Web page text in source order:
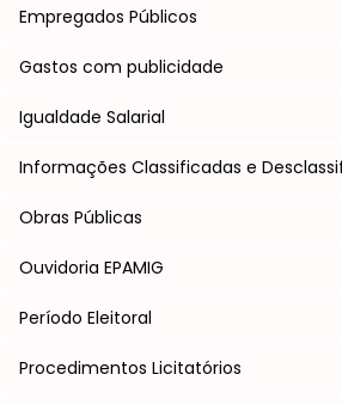
Empregados Públicos
Gastos com publicidade
Igualdade Salarial
Informações Classificadas e
Obras Públicas
Ouvidoria EPAMIG
Período Eleitoral
Procedimentos Licitatórios